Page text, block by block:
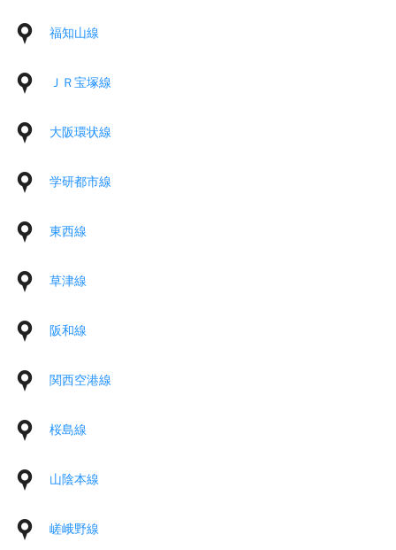
福知山線
ＪＲ宝塚線
大阪環状線
学研都市線
東西線
草津線
阪和線
関西空港線
桜島線
山陰本線
嵯峨野線